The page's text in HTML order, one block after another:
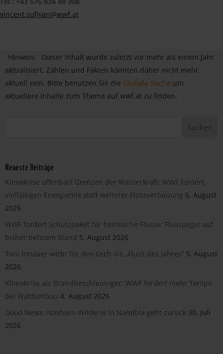
vincent.sufiyan@wwf.at
Hinweis:
Dieser Inhalt wurde zuletzt vor mehr als einem Jahr
aktualisiert. Zahlen und Fakten könnten daher nicht mehr
aktuell sein. Bitte benutzen Sie die Globale Suche um
aktuellere Inhalte zum Thema auf wwf.at zu finden.
Neueste Beiträge
Klimakrise offenbart Grenzen der Wasserkraft: WWF fordert
vielfältigen Energiemix statt weiterer Flussverbauung 6. August
2026
WWF fordert Schutzpaket für heimische Flüsse: Flusspegel auf
bisher tiefstem Stand 5. August 2026
Toni Innauer wirbt für den Lech als „Fluss des Jahres“ 5. August
2026
Klimakrise als Brandbeschleuniger: WWF fordert mehr Tempo
bei Waldumbau 4. August 2026
Good News: Nashorn-Wilderei in Namibia geht zurück 30. Juli
2026